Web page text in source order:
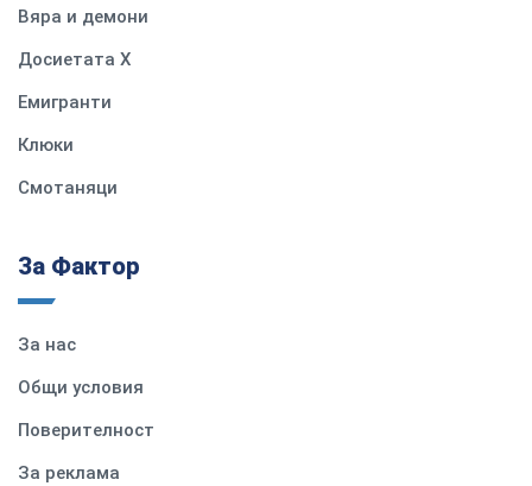
Вяра и демони
Досиетата Х
Емигранти
Клюки
Смотаняци
За Фактор
За нас
Общи условия
Поверителност
За реклама